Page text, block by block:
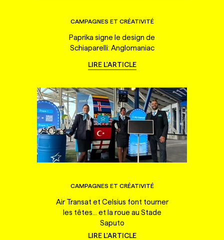
CAMPAGNES ET CRÉATIVITÉ
Paprika signe le design de
Schiaparelli: Anglomaniac
LIRE L'ARTICLE
CAMPAGNES ET CRÉATIVITÉ
Air Transat et Celsius font tourner
les têtes... et la roue au Stade
Saputo
LIRE L'ARTICLE